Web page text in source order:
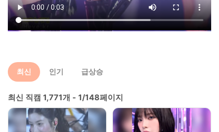
최신 인기 급상승
최신 직캠 1,771개 - 1/148페이지